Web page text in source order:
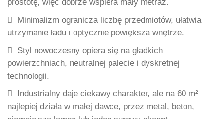
prostotę, więc dobrze wspiera mały metraż.
Minimalizm ogranicza liczbę przedmiotów, ułatwia
utrzymanie ładu i optycznie powiększa wnętrze.
Styl nowoczesny opiera się na gładkich
powierzchniach, neutralnej palecie i dyskretnej
technologii.
Industrialny daje ciekawy charakter, ale na 60 m²
najlepiej działa w małej dawce, przez metal, beton,